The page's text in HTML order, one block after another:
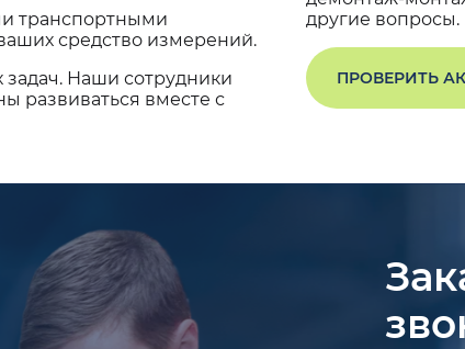
транспортными
средство измерений.
Наши сотрудники
развиваться вместе с
другие вопросы.
ПРОВЕРИТЬ